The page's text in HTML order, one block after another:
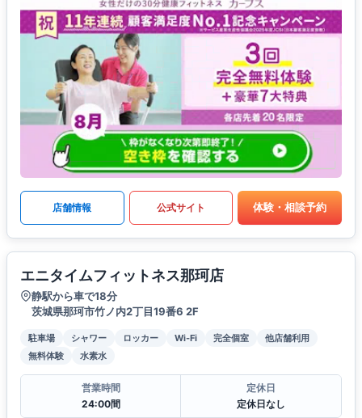
店舗情報 公式サイト 体験・相談予約
エニタイムフィットネス那珂店
静駅から車で18分
茨城県那珂市竹ノ内2丁目19番6 2F
駐車場 シャワー ロッカー Wi-Fi 完全個室
他店舗利用
無料体験
水素水
営業時間
24:00間
定休日
定休日なし